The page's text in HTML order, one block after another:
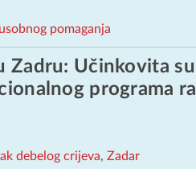
pomaganja
Zadru: Učinkovita
programa
debelog crijeva, Zadar